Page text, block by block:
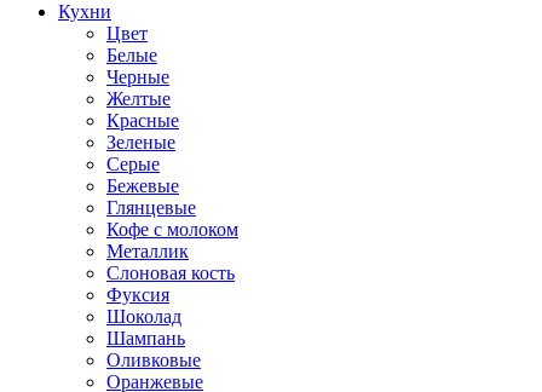
Кухни
Цвет
Белые
Черные
Желтые
Красные
Зеленые
Серые
Бежевые
Глянцевые
Кофе с молоком
Металлик
Слоновая кость
Фуксия
Шоколад
Шампань
Оливковые
Оранжевые